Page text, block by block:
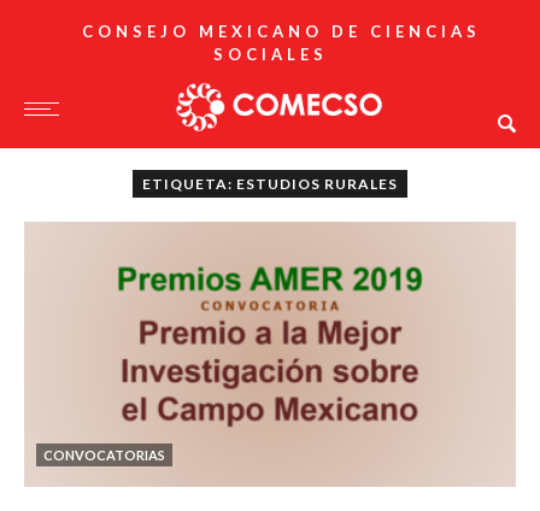
CONSEJO MEXICANO DE CIENCIAS
SOCIALES
ETIQUETA: ESTUDIOS RURALES
CONVOCATORIAS